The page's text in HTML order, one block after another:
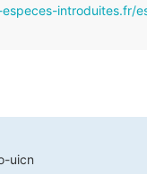
introduites.fr/